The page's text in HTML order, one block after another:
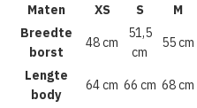
Maten XS S M
Breedte
borst
48 cm
51,5
cm
55 cm
Lengte
body
64 cm 66 cm 68 cm